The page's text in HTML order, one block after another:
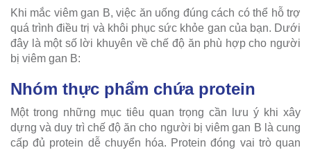
Khi mắc viêm gan B, việc ăn uống đúng cách có thể hỗ trợ
quá trình điều trị và khôi phục sức khỏe gan của bạn. Dưới
đây là một số lời khuyên về chế độ ăn phù hợp cho người
bị viêm gan B:
Nhóm thực phẩm chứa protein
Một trong những mục tiêu quan trọng cần lưu ý khi xây
dựng và duy trì chế độ ăn cho người bị viêm gan B là cung
cấp đủ protein dễ chuyển hóa. Protein đóng vai trò quan